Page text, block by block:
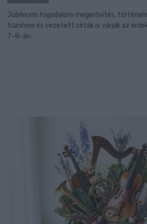
Jubileumi fogadalom megerősítés,
tűzshow és vezetett séták is várják az
7–8-án.